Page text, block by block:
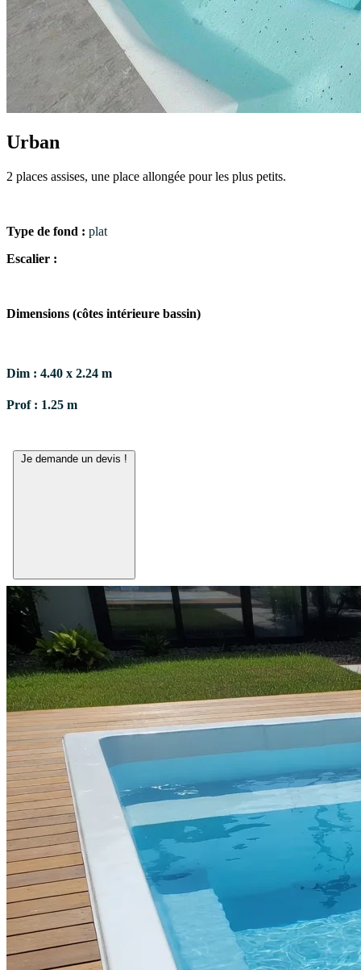
Urban
2 places assises, une place allongée pour les plus petits.
Type de fond : plat
Escalier :
Dimensions (côtes intérieure bassin)
Dim : 4.40 x 2.24 m
Prof : 1.25 m
Je demande un devis !